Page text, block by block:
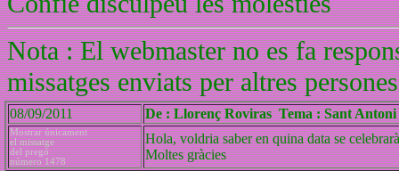
Nota : El webmaster no es fa
missatges enviats per altres
08/09/2011 De : Llorenç Roviras Tema : Sant Antoni
Mostrar únicament
el missatge
del pregó
número 1478
Hola, voldria saber en quina data se
Moltes gràcies